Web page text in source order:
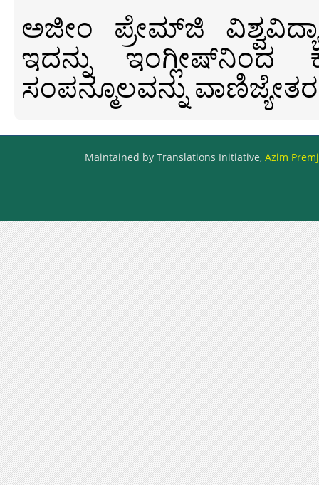
ಅಜೀಂ ಪ್ರೇಮ್‍ಜಿ
ಇದನ್ನು ಇಂಗ್ಲೀಷ್‍ನಿಂದ
ಸಂಪನ್ಮೂಲವನ್ನು
Maintained by Translations Initiative, Azim